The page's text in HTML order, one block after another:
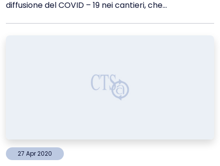
diffusione del COVID – 19 nei cantieri, che...
27 Apr2020